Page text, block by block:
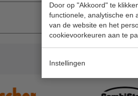
Door op "Akkoord" te
functionele, analytische en
van de website en het
cookievoorkeuren aan te
Instellingen